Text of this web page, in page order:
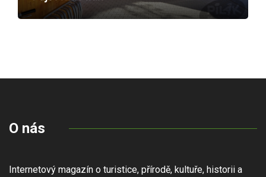
O nás
Internetový magazín o turistice, přírodě, kultuře, historii a